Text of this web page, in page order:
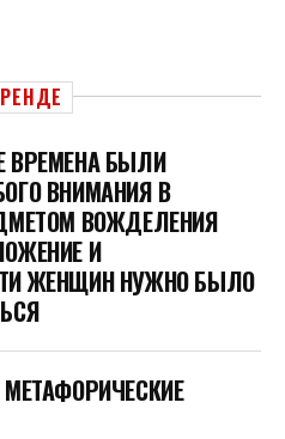
ВРЕМЕНА БЫЛИ
ВНИМАНИЯ В
ВОЖДЕЛЕНИЯ
И
ЖЕНЩИН НУЖНО БЫЛО